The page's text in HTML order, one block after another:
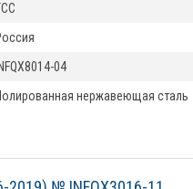
INFQX8014-04
нержавеющая сталь